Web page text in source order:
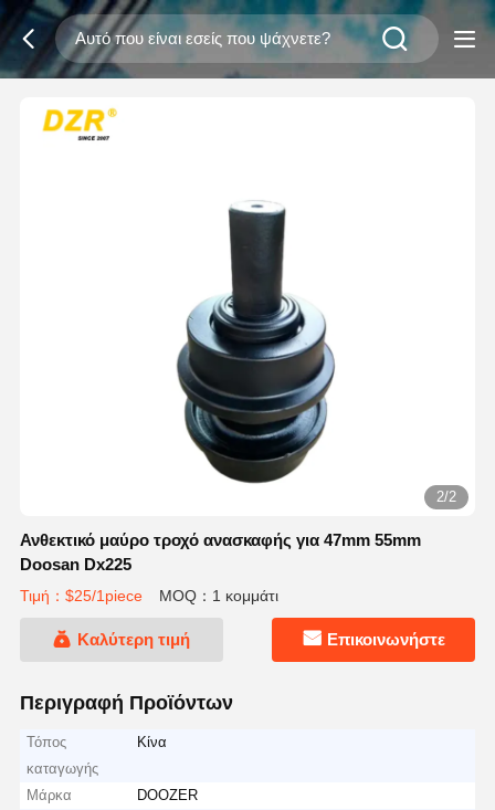
2/2
Ανθεκτικό μαύρο τροχό ανασκαφής για 47mm 55mm
Doosan Dx225
Τιμή：$25/1piece MOQ：1 κομμάτι
Καλύτερη τιμή Επικοινωνήστε
Περιγραφή Προϊόντων
Τόπος
καταγωγής
Κίνα
Μάρκα
DOOZER